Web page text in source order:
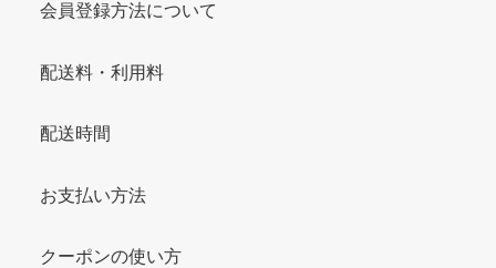
会員登録方法について
配送料・利用料
配送時間
お支払い方法
クーポンの使い方